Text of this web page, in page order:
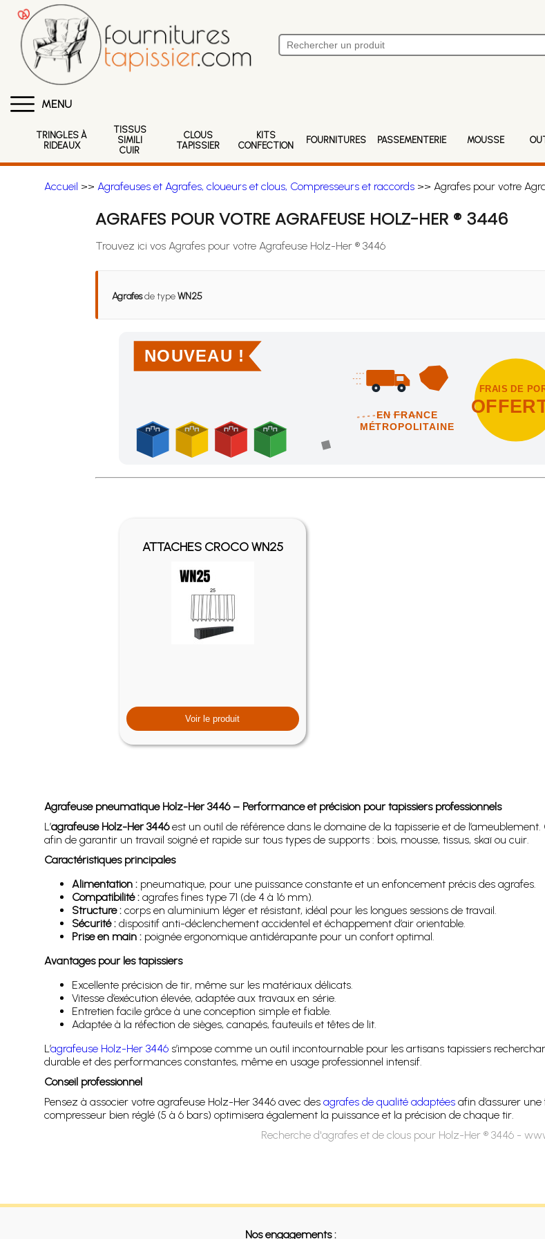
MENU
TRINGLES À
RIDEAUX
TISSUS
SIMILI
CUIR
CLOUS
TAPISSIER
KITS
CONFECTION
FOURNITURES PASSEMENTERIE MOUSSE
Accueil >> Agrafeuses et Agrafes, cloueurs et clous, Compresseurs et raccords>> Agrafes pour votre
AGRAFES POUR VOTRE AGRAFEUSE HOLZ-HER ® 3446
Trouvez ici vos Agrafes pour votre Agrafeuse Holz-Her ® 3446
Agrafesde typeWN25
NOUVEAU !
EN FRANCE
MÉTROPOLITAINE
FRAIS DE
Achetez 4 sachets ou boîtes d'agrafes ou de pointes et nous vous offrons les frais de port en
ATTACHES CROCO WN25
Voir le produit
Agrafeuse pneumatique Holz-Her 3446 – Performance et précision pour tapissiers professionnels
L’agrafeuse Holz-Her 3446est un outil de référence dans le domaine de la tapisserie et de
afin de garantir un travail soigné et rapide sur tous types de supports : bois, mousse, tissus, skaï ou cuir.
Caractéristiques principales
Alimentation :pneumatique, pour une puissance constante et un enfoncement précis des agrafes.
Compatibilité :agrafes fines type 71 (de 4 à 16 mm).
Structure :corps en aluminium léger et résistant, idéal pour les longues sessions de travail.
Sécurité :dispositif anti-déclenchement accidentel et échappement d’air orientable.
Prise en main :poignée ergonomique antidérapante pour un confort optimal.
Avantages pour les tapissiers
Excellente précision de tir, même sur les matériaux délicats.
Vitesse d’exécution élevée, adaptée aux travaux en série.
Entretien facile grâce à une conception simple et fiable.
Adaptée à la réfection de sièges, canapés, fauteuils et têtes de lit.
L’agrafeuse Holz-Her 3446s’impose comme un outil incontournable pour les artisans tapissiers
durable et des performances constantes, même en usage professionnel intensif.
Conseil professionnel
Pensez à associer votre agrafeuse Holz-Her 3446 avec des agrafes de qualité adaptéesafin d’assurer
compresseur bien réglé (5 à 6 bars) optimisera également la puissance et la précision de chaque tir.
Recherche d'agrafes et de clous pour Holz-Her ® 3446 -
Nos engagements :